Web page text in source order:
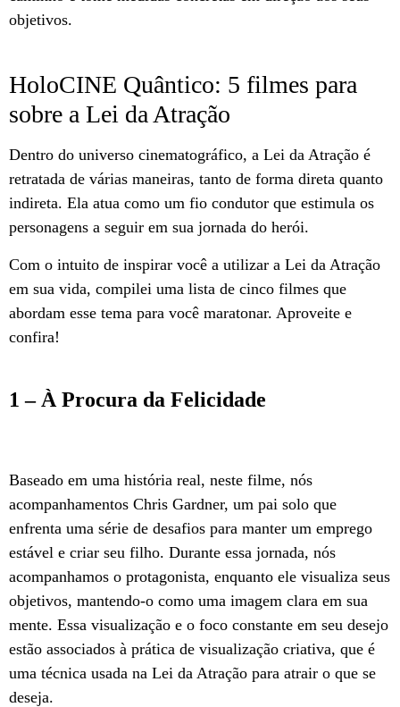
objetivos.
HoloCINE Quântico: 5 filmes para
sobre a Lei da Atração
Dentro do universo cinematográfico, a Lei da Atração é
retratada de várias maneiras, tanto de forma direta quanto
indireta. Ela atua como um fio condutor que estimula os
personagens a seguir em sua jornada do herói.
Com o intuito de inspirar você a utilizar a Lei da Atração
em sua vida, compilei uma lista de cinco filmes que
abordam esse tema para você maratonar. Aproveite e
confira!
1 – À Procura da Felicidade
Baseado em uma história real, neste filme, nós
acompanhamentos Chris Gardner, um pai solo que
enfrenta uma série de desafios para manter um emprego
estável e criar seu filho. Durante essa jornada, nós
acompanhamos o protagonista, enquanto ele visualiza seus
objetivos, mantendo-o como uma imagem clara em sua
mente. Essa visualização e o foco constante em seu desejo
estão associados à prática de visualização criativa, que é
uma técnica usada na Lei da Atração para atrair o que se
deseja.